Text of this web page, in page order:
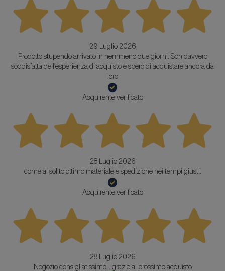
29 Luglio 2026
Prodotto stupendo arrivato in nemmeno due giorni. Son davvero
soddisfatta dell’esperienza di acquisto e spero di acquistare ancora da
loro
Acquirente verificato
28 Luglio 2026
come al solito ottimo materiale e spedizione nei tempi giusti.
Acquirente verificato
28 Luglio 2026
Negozio consigliatissimo... grazie al prossimo acquisto